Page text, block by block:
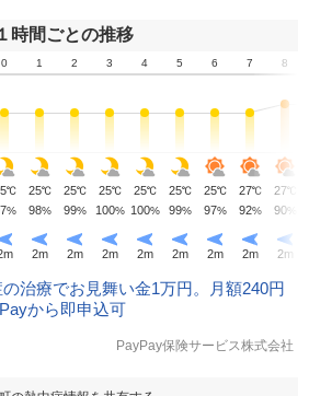
時間ごとの推移
0 1 2 3 4 5 6 7 8
℃ 25℃ 25℃ 25℃ 25℃ 25℃ 25℃ 27℃ 27℃
% 98% 99% 100% 100% 99% 97% 92% 90%
m 2m 2m 2m 2m 2m 2m 2m 2m
治療でお見舞い金1万円。月額240円
から即申込可
PayPay保険サービス株式会社